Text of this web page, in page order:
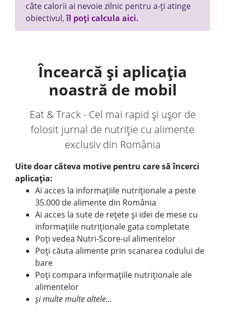
câte calorii ai nevoie zilnic pentru a-ți atinge
obiectivul,îl poți calcula aici.
Încearcă și aplicația
noastră de mobil
Eat & Track - Cel mai rapid și ușor de
folosit jurnal de nutriție cu alimente
exclusiv din România
Uite doar câteva motive pentru care să încerci
aplicația:
Ai acces la informațiile nutriționale a peste
35.000 de alimente din România
Ai acces la sute de rețete și idei de mese cu
informațiile nutriționale gata completate
Poți vedea Nutri-Score-ul alimentelor
Poți căuta alimente prin scanarea codului de
bare
Poți compara informațiile nutriționale ale
alimentelor
și multe multe altele...